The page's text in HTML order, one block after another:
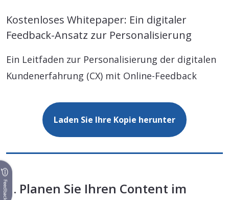
Kostenloses Whitepaper: Ein digitaler
Feedback-Ansatz zur Personalisierung
Ein Leitfaden zur Personalisierung der digitalen
Kundenerfahrung (CX) mit Online-Feedback
Laden Sie Ihre Kopie herunter
3. Planen Sie Ihren Content im
Feedback